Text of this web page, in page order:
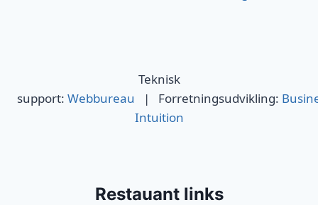
Teknisk
support: Webbureau | Forretningsudvikling:
Intuition
Restauant links